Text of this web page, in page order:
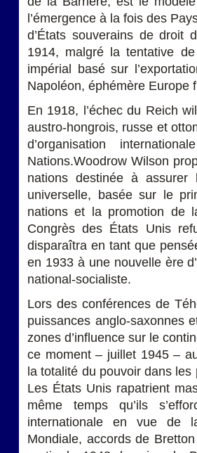
l’émergence à la fois des
d’États souverains de droit
1914, malgré la tentative
impérial basé sur
Napoléon, éphémère Europe
En 1918, l’échec du Reich
austro-hongrois, russe et
d’organisation
Nations.Woodrow Wilson
nations destinée à
universelle, basée sur le
nations et la promotion de
Congrès des États Unis
disparaîtra en tant que
en 1933 à une nouvelle ère
national-socialiste.
Lors des conférences de
puissances anglo-saxonnes
zones d’influence sur le
ce moment – juillet 1945 –
la totalité du pouvoir dans les
Les États Unis rapatrient
même temps qu’ils
internationale en vue de
Mondiale, accords de